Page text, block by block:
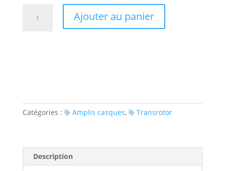
Ajouter au panier
Catégories : Amplis casques, Transrotor
Description